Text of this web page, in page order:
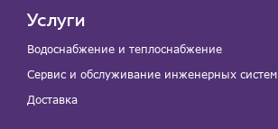
Услуги
Водоснабжение и теплоснабжение
Сервис и обслуживание инженерных систем
Доставка